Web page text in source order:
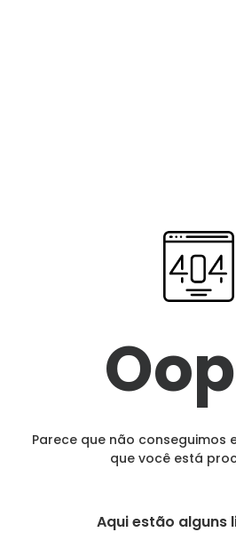
Parece que não
que você está
Aqui estão alguns